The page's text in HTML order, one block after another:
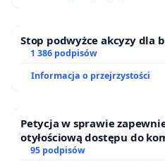
Stop podwyżce akcyzy dla
1 386 podpisów
Informacja o przejrzystości
Petycja w sprawie
otyłościową dostępu do
oraz programów
95 podpisów